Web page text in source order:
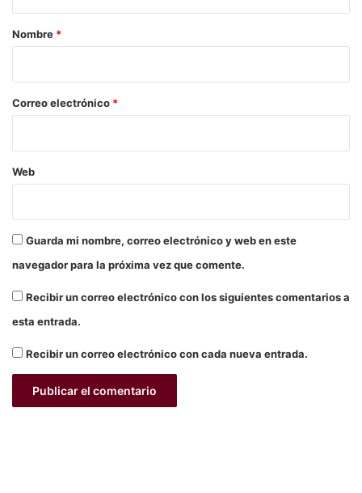
r
*
Nombre *
Correo electrónico *
Web
Guarda mi nombre, correo electrónico y web en este
navegador para la próxima vez que comente.
Recibir un correo electrónico con los siguientes comentarios a
esta entrada.
Recibir un correo electrónico con cada nueva entrada.